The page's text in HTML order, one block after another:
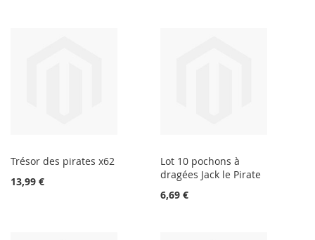
Trésor des pirates x62
13,99 €
Lot 10 pochons à
dragées Jack le Pirate
6,69 €